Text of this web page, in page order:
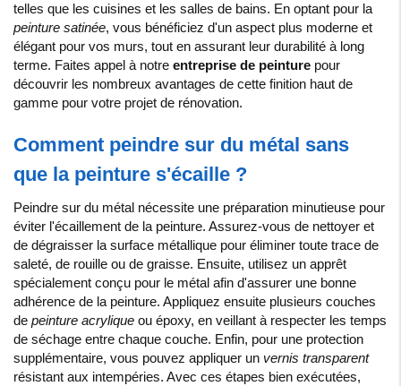
telles que les cuisines et les salles de bains. En optant pour la
peinture satinée, vous bénéficiez d'un aspect plus moderne et
élégant pour vos murs, tout en assurant leur durabilité à long
terme. Faites appel à notre entreprise de peinture pour
découvrir les nombreux avantages de cette finition haut de
gamme pour votre projet de rénovation.
Comment peindre sur du métal sans
que la peinture s'écaille ?
Peindre sur du métal nécessite une préparation minutieuse pour
éviter l'écaillement de la peinture. Assurez-vous de nettoyer et
de dégraisser la surface métallique pour éliminer toute trace de
saleté, de rouille ou de graisse. Ensuite, utilisez un apprêt
spécialement conçu pour le métal afin d'assurer une bonne
adhérence de la peinture. Appliquez ensuite plusieurs couches
de peinture acrylique ou époxy, en veillant à respecter les temps
de séchage entre chaque couche. Enfin, pour une protection
supplémentaire, vous pouvez appliquer un vernis transparent
résistant aux intempéries. Avec ces étapes bien exécutées,